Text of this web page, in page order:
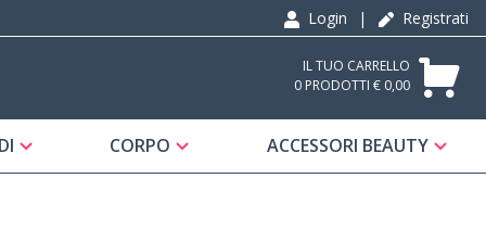
Login | Registrati
IL TUO CARRELLO
0 PRODOTTI € 0,00
CORPO ACCESSORI BEAUTY